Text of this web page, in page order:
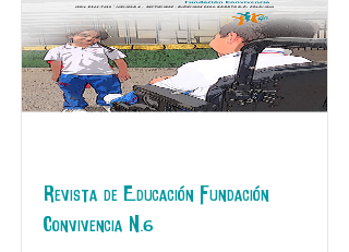
Revista de Educación Fundación
Convivencia N.6